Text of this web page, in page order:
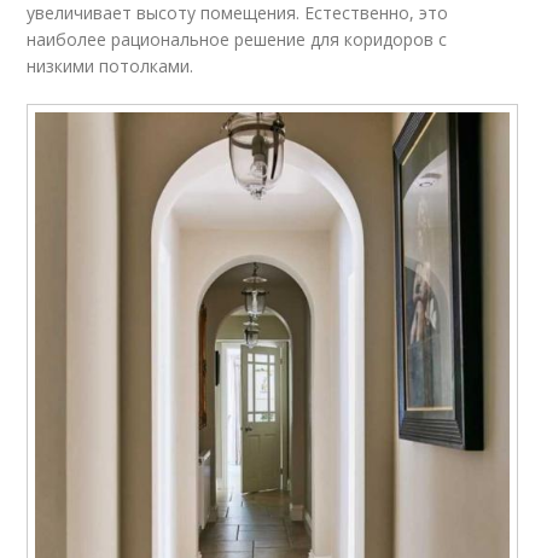
увеличивает высоту помещения. Естественно, это
наиболее рациональное решение для коридоров с
низкими потолками.